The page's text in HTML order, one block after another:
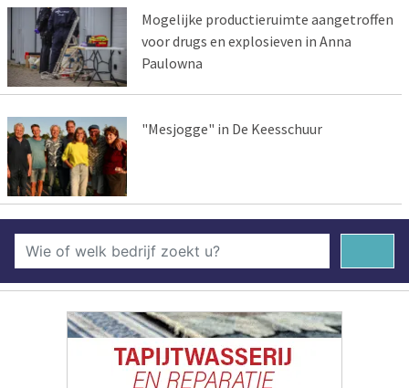
Mogelijke productieruimte aangetroffen
voor drugs en explosieven in Anna
Paulowna
"Mesjogge" in De Keesschuur